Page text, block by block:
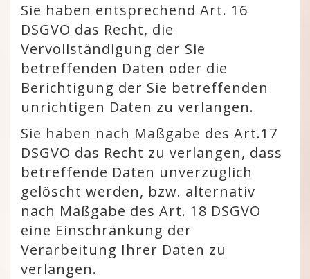
Sie haben entsprechend Art. 16
DSGVO das Recht, die
Vervollständigung der Sie
betreffenden Daten oder die
Berichtigung der Sie betreffenden
unrichtigen Daten zu verlangen.
Sie haben nach Maßgabe des Art.17
DSGVO das Recht zu verlangen, dass
betreffende Daten unverzüglich
gelöscht werden, bzw. alternativ
nach Maßgabe des Art. 18 DSGVO
eine Einschränkung der
Verarbeitung Ihrer Daten zu
verlangen.